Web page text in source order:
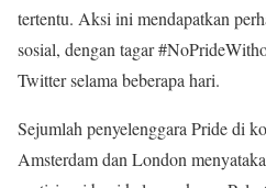
tertentu. Aksi ini mendapatkan
sosial, dengan tagar
Twitter selama beberapa hari.
Sejumlah penyelenggara Pride di
Amsterdam dan London